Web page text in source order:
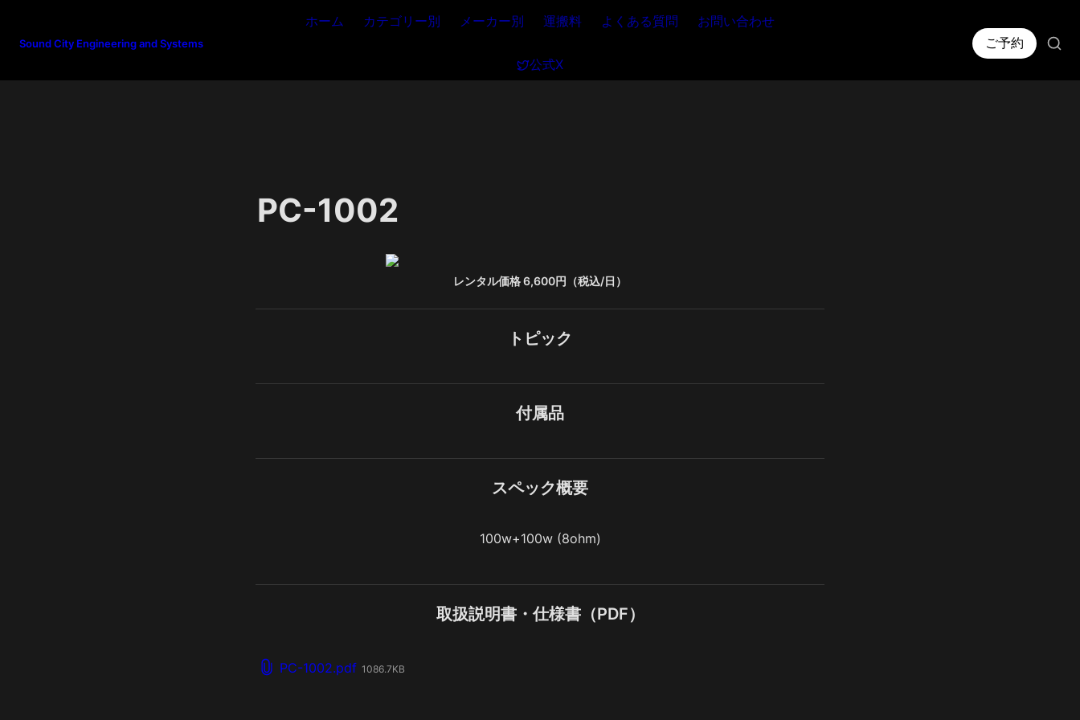
Sound City Engineering and Systems
ホーム カテゴリー別 メーカー別 運搬料 よくある質問 お問い合わせ
公式X
ご予約
PC-1002
レンタル価格 6,600円（税込/日）
トピック
付属品
スペック概要
100w+100w (8ohm)
取扱説明書・仕様書（PDF）
PC-1002.pdf 1086.7KB